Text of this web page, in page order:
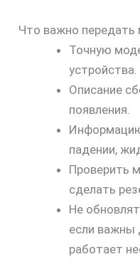
Что важно передать
Точную
устройства.
Описание
появления.
падении,
Проверить
сделать
Не
если важны
работает